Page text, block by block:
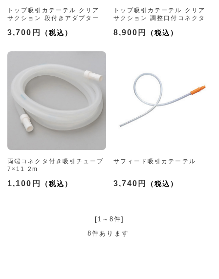
トップ吸引カテーテル クリア
サクション 段付きアダプター
3,700円
トップ吸引カテーテル クリア
サクション 調整口付コネクタ
（6種）
8,900円
両端コネクタ付き吸引チューブ
7×11 2m
1,100円
サフィード吸引カテーテル
3,740円
[1～8件]
8件あります